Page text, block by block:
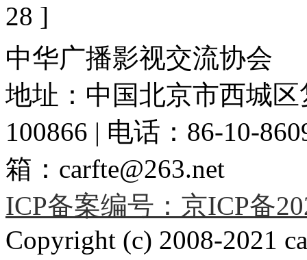
28 ]
中华广播影视交流协会
地址：中国北京市西城
100866 | 电话：86-10-
箱：carfte@263.net
ICP备案编号：京ICP备
Copyright (c) 2008-2021